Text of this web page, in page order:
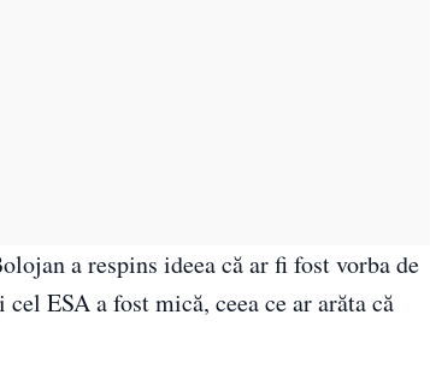
a respins ideea că ar fi fost vorba de
ESA a fost mică, ceea ce ar arăta că